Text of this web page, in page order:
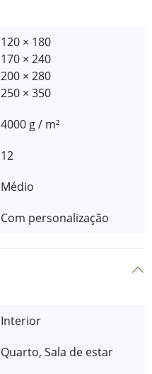
120 × 180
170 × 240
200 × 280
250 × 350
4000 g / m²
12
Médio
Com personalização
Interior
Quarto, Sala de estar